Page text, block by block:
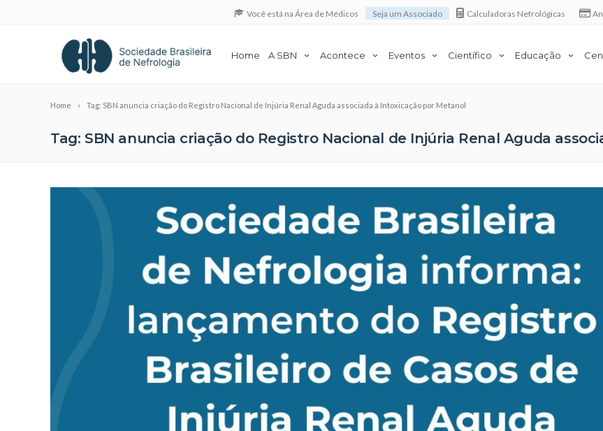
Você está na Área de Médicos Seja um Associado Calculadoras Nefrológicas
Home A SBN Acontece Eventos Científico Educação
Home Tag: SBN anuncia criação do Registro Nacional de Injúria Renal Aguda associada à Intoxicação por Metanol
Tag: SBN anuncia criação do Registro Nacional de Injúria Renal Aguda